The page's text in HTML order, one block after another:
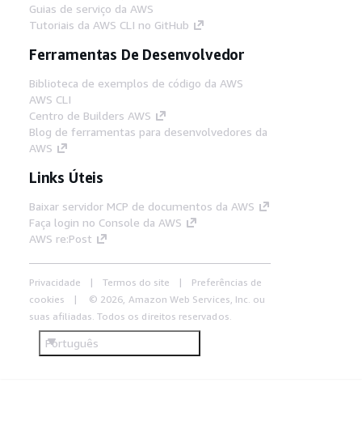
Guias de serviço da AWS
Tutoriais da AWS CLI no GitHub
Ferramentas De Desenvolvedor
Biblioteca de exemplos de código da AWS
AWS CLI
Centro de Builders AWS
Blog de ferramentas para desenvolvedores da
AWS
Links Úteis
Baixar servidor MCP de documentos da AWS
Faça login no Console da AWS
AWS re:Post
Privacidade Termos do site
Preferências de
cookies
© 2026, Amazon Web Services, Inc. ou
suas afiliadas. Todos os direitos reservados.
Português